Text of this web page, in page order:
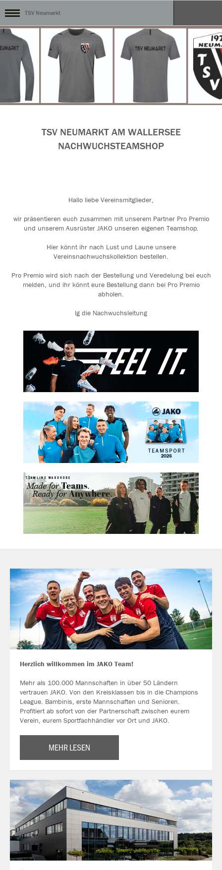
TSV Neumarkt
TSV NEUMARKT AM WALLERSEE
NACHWUCHSTEAMSHOP
Hallo liebe Vereinsmitglieder,
wir präsentieren euch zusammen mit unserem Partner Pro Premio
und unserem Ausrüster JAKO unseren eigenen Teamshop.
Hier könnt ihr nach Lust und Laune unsere
Vereinsnachwuchskollektion bestellen.
Pro Premio wird sich nach der Bestellung und Veredelung bei euch
melden, und ihr könnt eure Bestellung dann bei Pro Premio
abholen.
lg die Nachwuchsleitung
Herzlich willkommen im JAKO Team!
Mehr als 100.000 Mannschaften in über 50 Ländern
vertrauen JAKO. Von den Kreisklassen bis in die Champions
League. Bambinis, erste Mannschaften und Senioren.
Profitiert ab sofort von der Partnerschaft zwischen eurem
Verein, eurem Sportfachhändler vor Ort und JAKO.
MEHR LESEN